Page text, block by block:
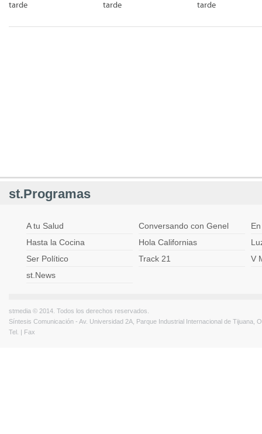
tarde
tarde
tarde
st.Programas
A tu Salud Conversando con Genel
Hasta la Cocina
Hola Californias
Ser Político
Track 21
V
st.News
stmedia © 2014. Todos los derechos reservados.
Síntesis Comunicación - Av. Universidad 2A, Parque Industrial Internacional de Tijuana,
Tel. | Fax